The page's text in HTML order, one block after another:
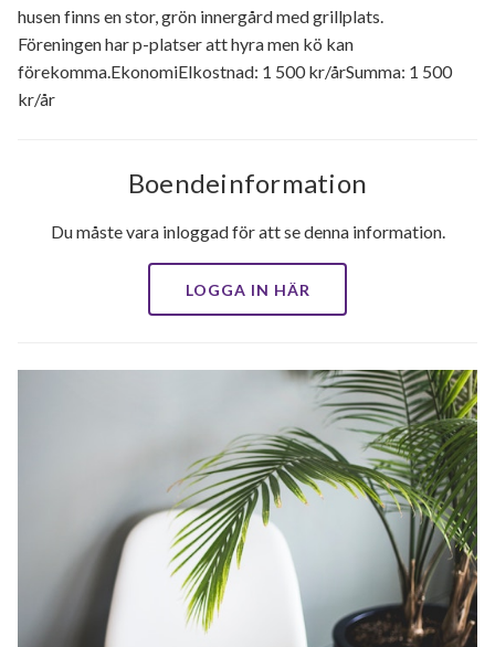
husen finns en stor, grön innergård med grillplats.
Föreningen har p-platser att hyra men kö kan
förekomma.EkonomiElkostnad: 1 500 kr/årSumma: 1 500
kr/år
Boendeinformation
Du måste vara inloggad för att se denna information.
LOGGA IN HÄR